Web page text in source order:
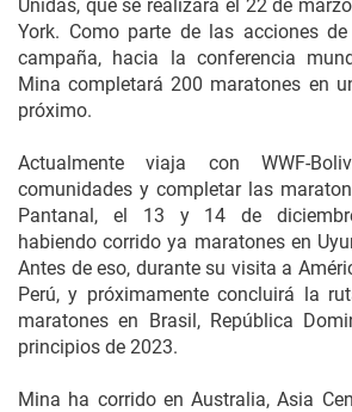
Unidas, que se realizará el 22 de
York. Como parte de las acciones
campaña, hacia la conferencia
Mina completará 200 maratones en
próximo.
Actualmente viaja con WWF-
comunidades y completar las
Pantanal, el 13 y 14 de diciembre
habiendo corrido ya maratones en
Antes de eso, durante su visita a
Perú, y próximamente concluirá la
maratones en Brasil, República
principios de 2023.
Mina ha corrido en Australia, Asia